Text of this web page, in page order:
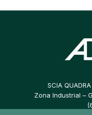
SCIA
Zona Industrial –